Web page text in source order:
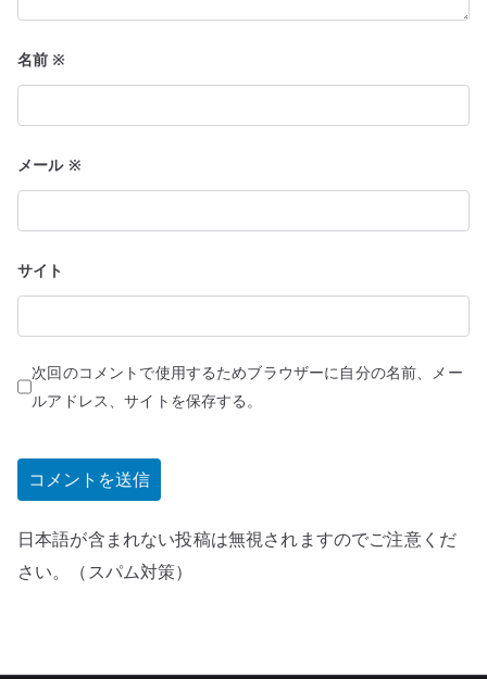
名前※
メール ※
サイト
次回のコメントで使用するためブラウザーに自分の名前、メー
ルアドレス、サイトを保存する。
日本語が含まれない投稿は無視されますのでご注意くだ
さい。（スパム対策）